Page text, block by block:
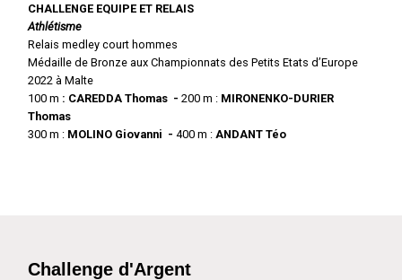
CHALLENGE EQUIPE ET RELAIS
Athlétisme
Relais medley court hommes
Médaille de Bronze aux Championnats des Petits Etats d’Europe
2022 à Malte
100 m : CAREDDA Thomas - 200 m : MIRONENKO-DURIER
Thomas
300 m : MOLINO Giovanni - 400 m : ANDANT Téo
Challenge d'Argent